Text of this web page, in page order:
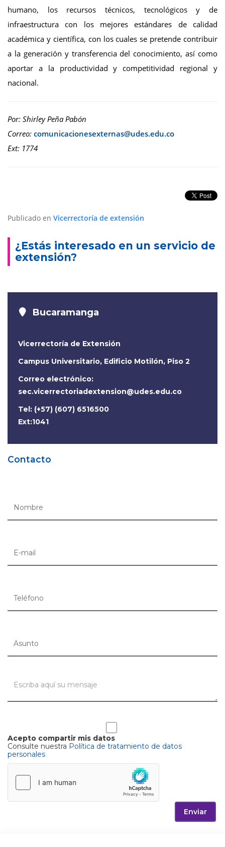
humano, los recursos técnicos, tecnológicos y de
infraestructura con los mejores estándares de calidad
académica y científica, con los cuales se pretende contribuir
a la generación y transferencia del conocimiento, así como
aportar a la productividad y competitividad regional y
nacional.
Por: Shirley Peña Pabón
Correo:
Ext: 1774
Publicado en Vicerrectoría de extensión
¿Estás interesado en un servicio de
extensión?
Bucaramanga
Vicerrectoría de Extensión
Campus Universitario, Edificio Motilón, Piso 2
Correo electrónico:
sec.vicerrectoriadextension@udes.edu.co
Tel: (+57) (607) 6516500
Ext:1041
Contacto
Acepto compartir mis datos
Consulte nuestra Política de tratamiento de datos
personales
Enviar